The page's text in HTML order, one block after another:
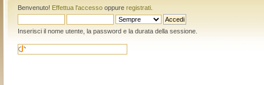
Benvenuto! Effettua l'accessooppure registrati.
Inserisci il nome utente, la password e la durata della sessione.